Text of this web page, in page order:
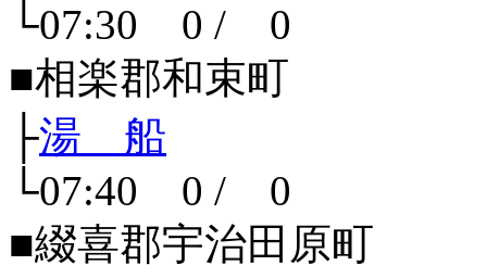
└07:30 0 / 0
■相楽郡和束町
├湯 船
└07:40 0 / 0
■綴喜郡宇治田原町